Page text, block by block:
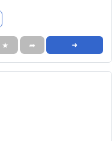
★ ➦ ➜